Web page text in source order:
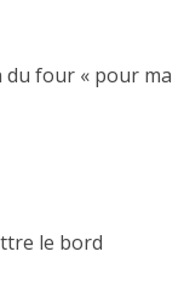
du four « pour ma
le bord